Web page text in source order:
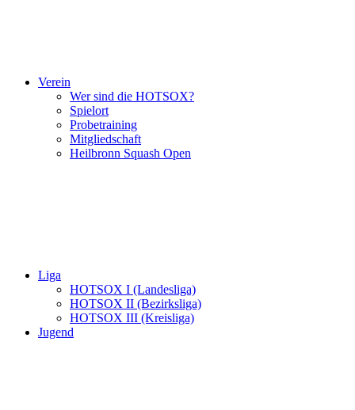
Verein
Wer sind die HOTSOX?
Spielort
Probetraining
Mitgliedschaft
Heilbronn Squash Open
Liga
HOTSOX I (Landesliga)
HOTSOX II (Bezirksliga)
HOTSOX III (Kreisliga)
Jugend